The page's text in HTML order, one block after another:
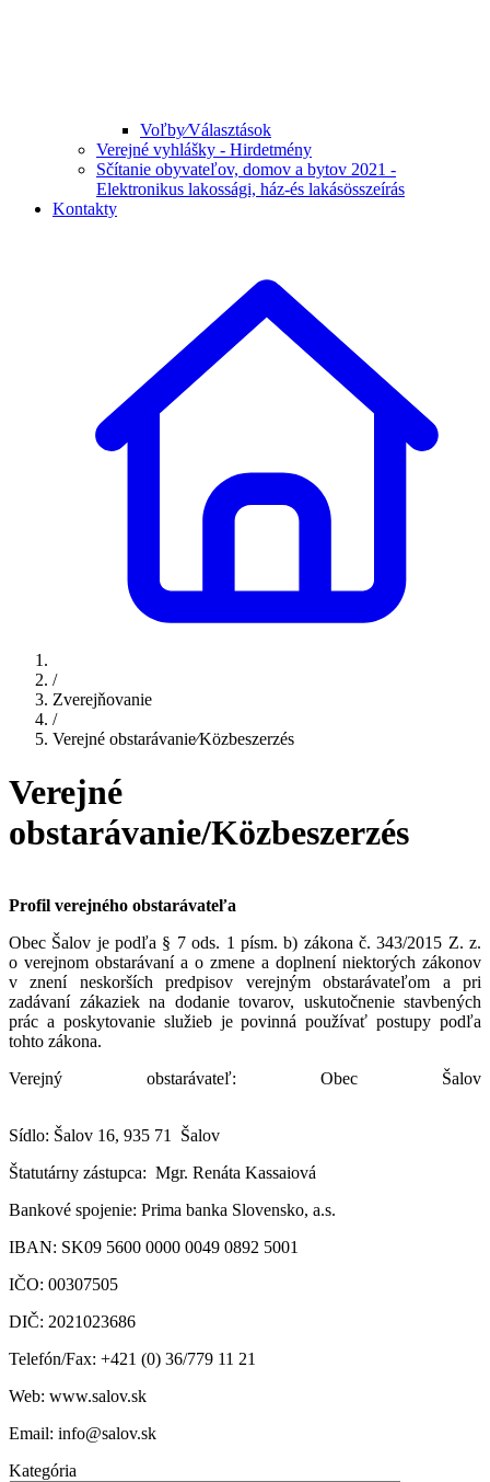
Voľby⁄Választások
Verejné vyhlášky - Hirdetmény
Sčítanie obyvateľov, domov a bytov 2021 -
Elektronikus lakossági, ház-és lakásösszeírás
Kontakty
/
Zverejňovanie
/
Verejné obstarávanie⁄Közbeszerzés
Verejné
obstarávanie/Közbeszerzés
Profil verejného obstarávateľa
Obec Šalov je podľa § 7 ods. 1 písm. b) zákona č. 343/2015 Z. z.
o verejnom obstarávaní a o zmene a doplnení niektorých zákonov
v znení neskorších predpisov verejným obstarávateľom a pri
zadávaní zákaziek na dodanie tovarov, uskutočnenie stavbených
prác a poskytovanie služieb je povinná používať postupy podľa
tohto zákona.
Verejný obstarávateľ: Obec Šalov
Sídlo: Šalov 16, 935 71 Šalov
Štatutárny zástupca: Mgr. Renáta Kassaiová
Bankové spojenie: Prima banka Slovensko, a.s.
IBAN: SK09 5600 0000 0049 0892 5001
IČO: 00307505
DIČ: 2021023686
Telefón/Fax: +421 (0) 36/779 11 21
Web: www.salov.sk
Email: info@salov.sk
Kategória